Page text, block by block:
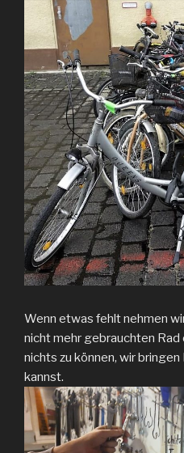
Wenn etwas fehlt nehmen
nicht mehr gebrauchten
nichts zu können, wir
kannst.